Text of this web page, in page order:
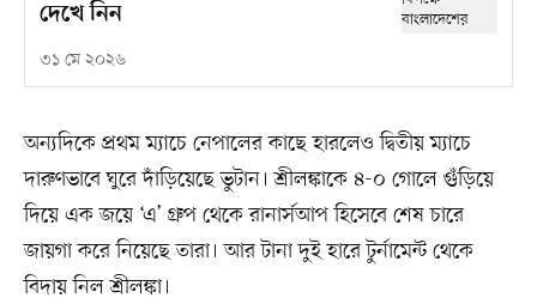
দেখে নিন
৩১ মে ২০২৬
অন্যদিকে প্রথম ম্যাচে নেপালের কাছে হারলেও দ্বিতীয় ম্যাচে
দারুণভাবে ঘুরে দাঁড়িয়েছে ভুটান। শ্রীলঙ্কাকে ৪-০ গোলে গুঁড়িয়ে
দিয়ে এক জয়ে ‘এ’ গ্রুপ থেকে রানার্সআপ হিসেবে শেষ চারে
জায়গা করে নিয়েছে তারা। আর টানা দুই হারে টুর্নামেন্ট থেকে
বিদায় নিল শ্রীলঙ্কা।